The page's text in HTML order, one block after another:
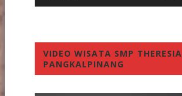
VIDEO WISATA SMP THERESIA
PANGKALPINANG